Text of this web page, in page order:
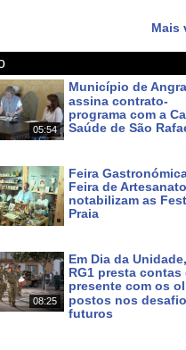
Mais
05:54
Município de Angra
assina contrato-
programa com a
Saúde de São
Feira
Feira de Artesanato
notabilizam as
Praia
08:25
Em Dia da Unidade,
RG1 presta contas
presente com os
postos nos
futuros